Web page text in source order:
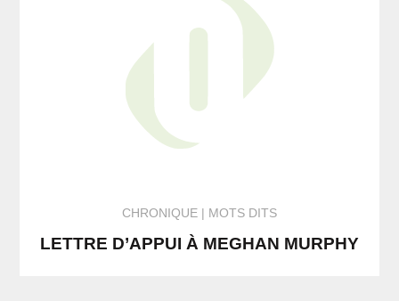
CHRONIQUE MOTS DITS
LETTRE D’APPUI À MEGHAN MURPHY